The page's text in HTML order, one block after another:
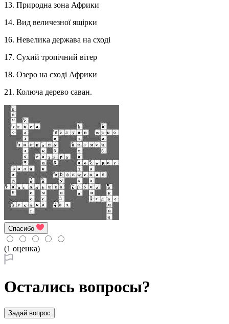
13. Природна зона Африки
14. Вид величезної ящірки
16. Невелика держава на сході
17. Сухий тропічний вітер
18. Озеро на сході Африки
21. Колюча дерево саван.
Спасибо
(1 оценка)
Остались вопросы?
Задай вопрос